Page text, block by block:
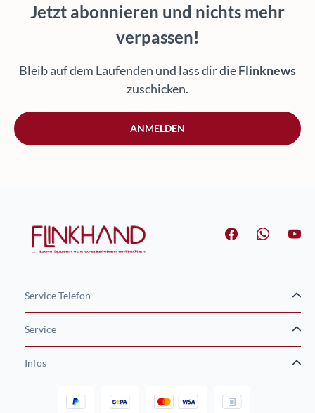
Jetzt abonnieren und nichts mehr
verpassen!
Bleib auf dem Laufenden und lass dir dieFlinknews
zuschicken.
ANMELDEN
Service Telefon
Service
Infos